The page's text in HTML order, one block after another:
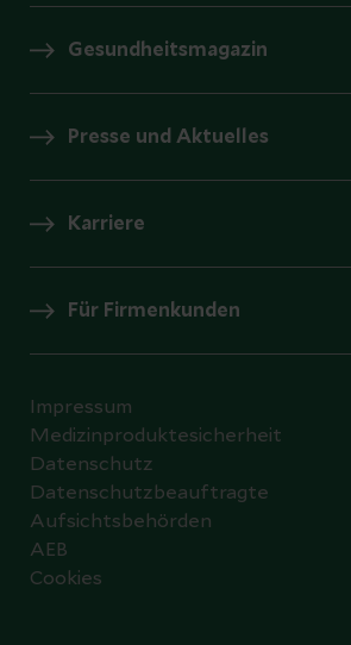
Gesundheitsmagazin
Presse und Aktuelles
Karriere
Für Firmenkunden
Impressum
Medizinproduktesicherheit
Datenschutz
Datenschutzbeauftragte
Aufsichtsbehörden
AEB
Cookies